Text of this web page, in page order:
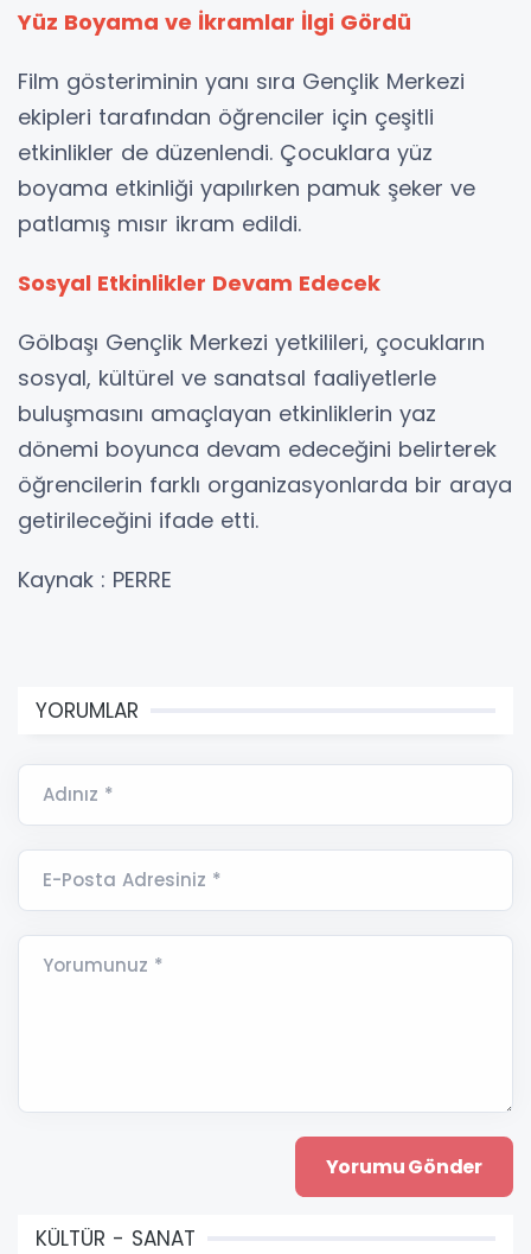
Yüz Boyama ve İkramlar İlgi Gördü
Film gösteriminin yanı sıra Gençlik Merkezi
ekipleri tarafından öğrenciler için çeşitli
etkinlikler de düzenlendi. Çocuklara yüz
boyama etkinliği yapılırken pamuk şeker ve
patlamış mısır ikram edildi.
Sosyal Etkinlikler Devam Edecek
Gölbaşı Gençlik Merkezi yetkilileri, çocukların
sosyal, kültürel ve sanatsal faaliyetlerle
buluşmasını amaçlayan etkinliklerin yaz
dönemi boyunca devam edeceğini belirterek
öğrencilerin farklı organizasyonlarda bir araya
getirileceğini ifade etti.
Kaynak : PERRE
YORUMLAR
Adınız *
E-Posta Adresiniz *
Yorumunuz *
KÜLTÜR - SANAT